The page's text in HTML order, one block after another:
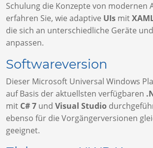
Schulung die Konzepte von modernen
erfahren Sie, wie adaptive UIs mit
die sich an unterschiedliche Geräte
anpassen.
Softwareversion
Dieser Microsoft Universal Windows
auf Basis der aktuellsten verfügbaren
mit C# 7 und Visual Studio
ebenso für die Vorgängerversionen
geeignet.